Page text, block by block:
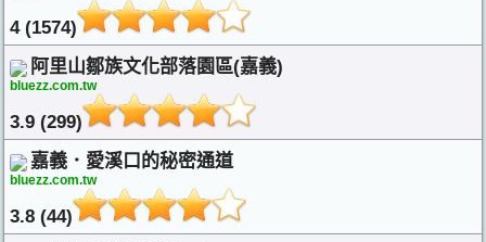
4 (1574)
阿里山鄒族文化部落園區(嘉義)
bluezz.com.tw
3.9 (299)
嘉義．愛溪口的秘密通道
bluezz.com.tw
3.8 (44)